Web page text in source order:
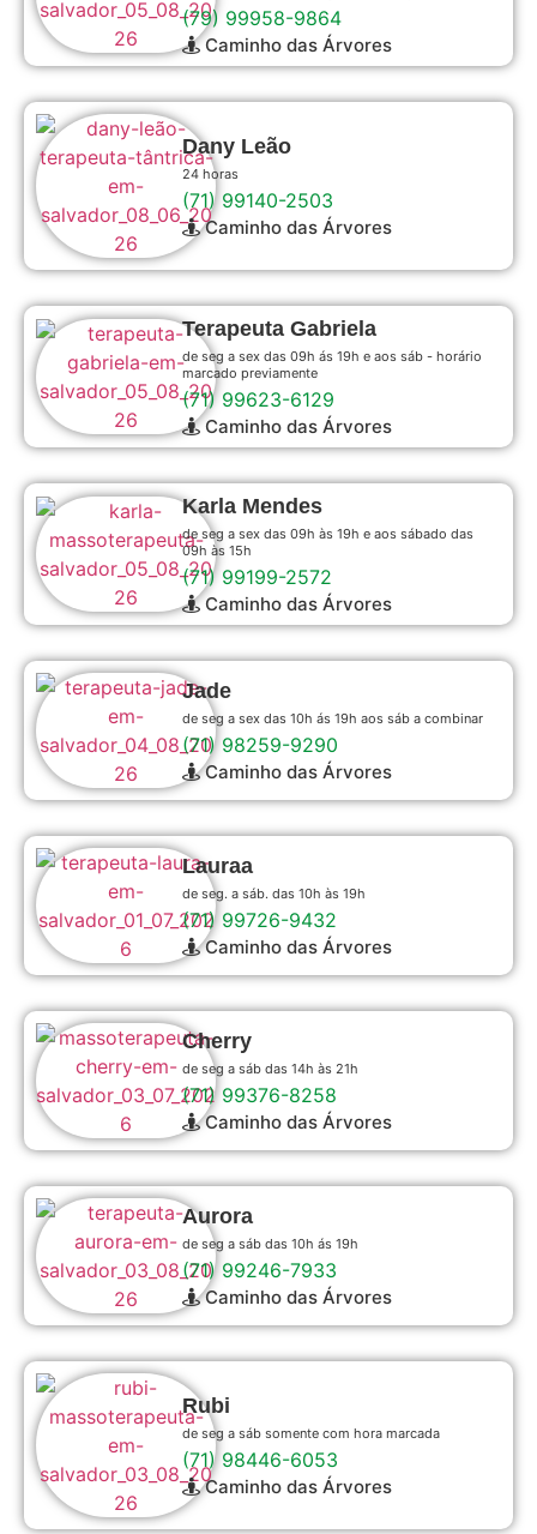
(79) 99958-9864
Caminho das Árvores
Dany Leão
24 horas
(71) 99140-2503
Caminho das Árvores
Terapeuta Gabriela
de seg a sex das 09h ás 19h e aos sáb - horário
marcado previamente
(71) 99623-6129
Caminho das Árvores
Karla Mendes
de seg a sex das 09h às 19h e aos sábado das
09h às 15h
(71) 99199-2572
Caminho das Árvores
Jade
de seg a sex das 10h ás 19h aos sáb a combinar
(71) 98259-9290
Caminho das Árvores
Lauraa
de seg. a sáb. das 10h às 19h
(71) 99726-9432
Caminho das Árvores
Cherry
de seg a sáb das 14h às 21h
(71) 99376-8258
Caminho das Árvores
Aurora
de seg a sáb das 10h ás 19h
(71) 99246-7933
Caminho das Árvores
Rubi
de seg a sáb somente com hora marcada
(71) 98446-6053
Caminho das Árvores